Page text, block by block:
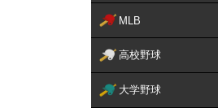
MLB
高校野球
大学野球